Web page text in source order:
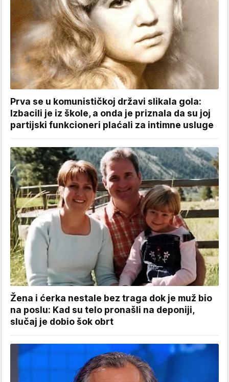
Prva se u komunističkoj državi slikala gola:
Izbacili je iz škole, a onda je priznala da su joj
partijski funkcioneri plaćali za intimne usluge
Žena i ćerka nestale bez traga dok je muž bio
na poslu: Kad su telo pronašli na deponiji,
slučaj je dobio šok obrt